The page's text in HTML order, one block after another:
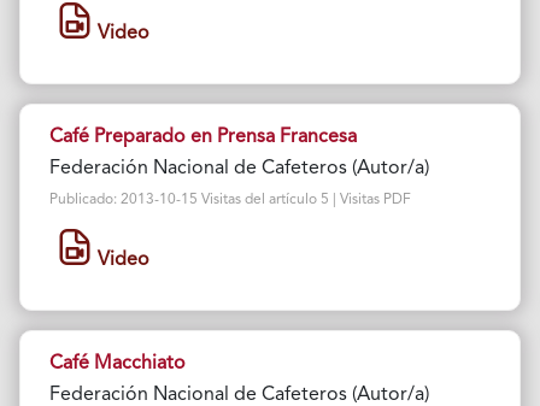
Video
Café Preparado en Prensa Francesa
Federación Nacional de Cafeteros (Autor/a)
Publicado: 2013-10-15 Visitas del artículo 5 | Visitas PDF
Video
Café Macchiato
Federación Nacional de Cafeteros (Autor/a)